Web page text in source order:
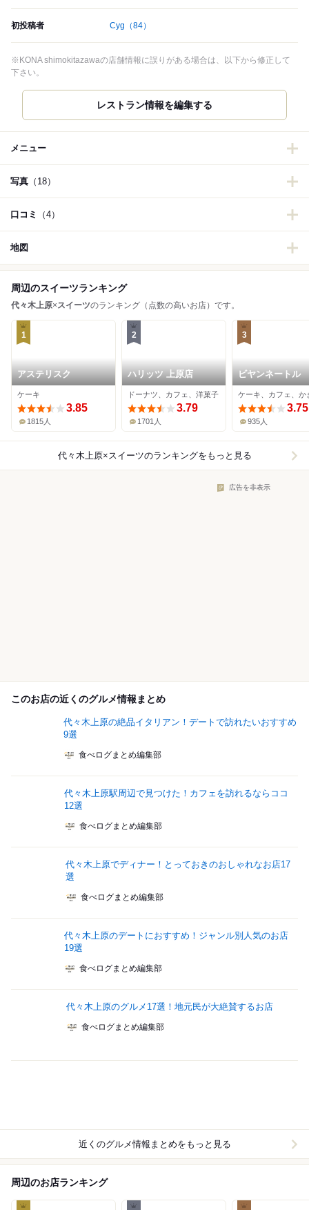
初投稿者 Cyg （84）
※KONA shimokitazawaの店舗情報に誤りがある場合は、以下から修正して
下さい。
レストラン情報を編集する
メニュー
写真 （18）
口コミ （4）
地図
周辺のスイーツランキング
代々木上原×スイーツのランキング（点数の高いお店）です。
1
アステリスク
ケーキ
3.85
1815人
2
ハリッツ 上原店
ドーナツ、カフェ、洋菓子
3.79
1701人
3
ビヤンネートル
ケーキ、カフェ、か
3.75
935人
代々木上原×スイーツのランキングをもっと見る
広告を非表示
このお店の近くのグルメ情報まとめ
代々木上原の絶品イタリアン！デートで訪れたいおすすめ
9選
食べログまとめ編集部
代々木上原駅周辺で見つけた！カフェを訪れるならココ
12選
食べログまとめ編集部
代々木上原でディナー！とっておきのおしゃれなお店17
選
食べログまとめ編集部
代々木上原のデートにおすすめ！ジャンル別人気のお店
19選
食べログまとめ編集部
代々木上原のグルメ17選！地元民が大絶賛するお店
食べログまとめ編集部
近くのグルメ情報まとめをもっと見る
周辺のお店ランキング